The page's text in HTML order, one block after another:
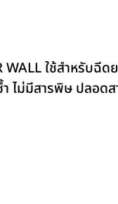
ใช้สำหรับฉี
ไม่มีสารพิษ ปลอดส